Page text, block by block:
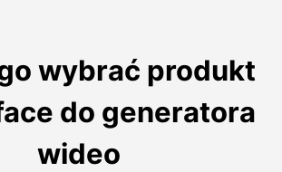
wybrać produkt
do generatora
wideo